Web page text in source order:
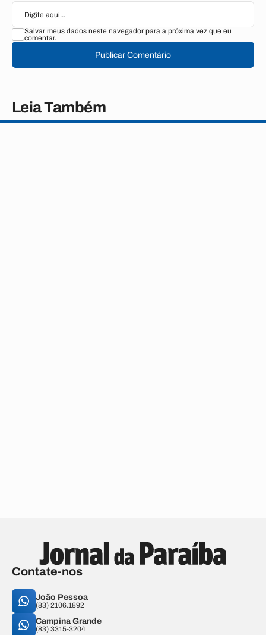
Salvar meus dados neste navegador para a próxima vez que eu
comentar.
Publicar Comentário
Leia Também
Contate-nos
João Pessoa
(83) 2106.1892
Campina Grande
(83) 3315-3204